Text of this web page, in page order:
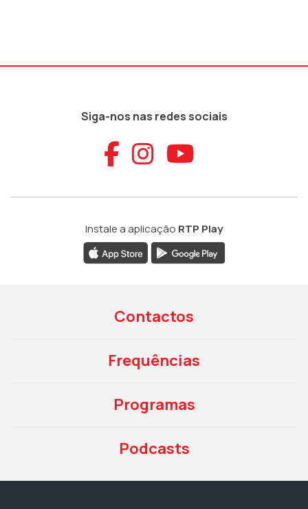
Siga-nos nas redes sociais
Aceder ao
Aceder ao
Aceder
Instale a aplicação RTP Play
Contactos
Frequências
Programas
Podcasts